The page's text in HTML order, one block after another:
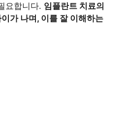
요합니다. 임플란트 치료의
가 나며, 이를 잘 이해하는